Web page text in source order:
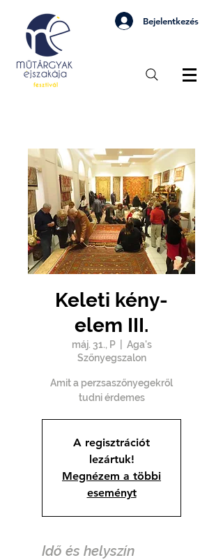
Bejelentkezés
Keleti kény-
elem III.
máj. 31., P
  |
Aga's
Szőnyegszalon
Amit a perzsaszőnyegekről
tudni érdemes
A regisztrációt
lezártuk!
Megnézem a többi
eseményt
Idő és helyszín